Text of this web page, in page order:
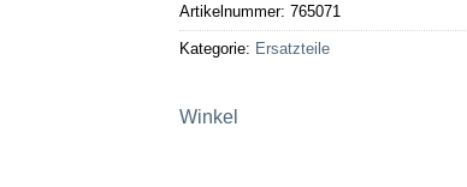
Artikelnummer: 765071
Kategorie: Ersatzteile
Winkel